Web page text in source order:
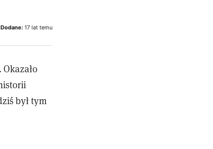
Dodane: 17 lat temu
. Okazało
był tym